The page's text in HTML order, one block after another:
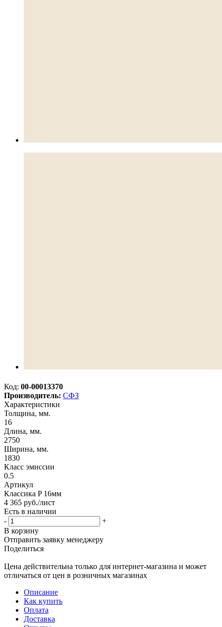
Код: 00-00013370
Производитель: СФЗ
Характеристики
Толщина, мм.
16
Длина, мм.
2750
Ширина, мм.
1830
Класс эмиссии
0.5
Артикул
Классика P 16мм
4 365 руб./лист
Есть в наличии
-
+
В корзину
Отправить заявку менеджеру
Поделиться
Цена действительна только для интернет-магазина и может
отличаться от цен в розничных магазинах
Описание
Как купить
Оплата
Доставка